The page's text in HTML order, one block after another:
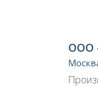
ООО